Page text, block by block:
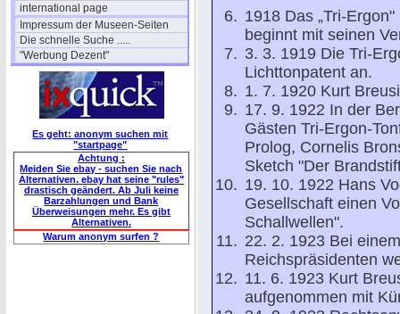
international page
Impressum der Museen-Seiten
Die schnelle Suche .....
"Werbung Dezent"
Es geht: anonym suchen mit
"startpage"
Achtung :
Meiden Sie ebay - suchen Sie nach
Alternativen. ebay hat seine "rules"
drastisch geändert. Ab Juli keine
Barzahlungen und Bank
Überweisungen mehr. Es gibt
Alternativen.
Warum anonym surfen ?
1918 Das „Tri-
beginnt mit seinen
3. 3. 1919 Die Tri-
Lichttonpatent an.
1. 7. 1920 Kurt
17. 9. 1922 In der
Gästen Tri-Ergon-
Prolog, Cornelis
Sketch "Der
19. 10. 1922 Hans
Gesellschaft einen
Schallwellen".
22. 2. 1923 Bei
Reichspräsidenten
11. 6. 1923 Kurt
aufgenommen mit